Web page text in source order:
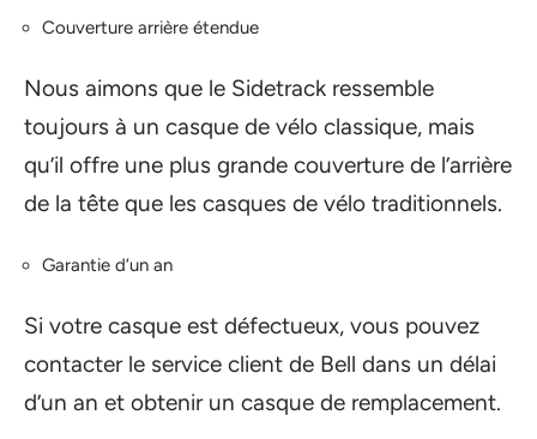
Couverture arrière étendue
Nous aimons que le Sidetrack ressemble
toujours à un casque de vélo classique, mais
qu’il offre une plus grande couverture de l’arrière
de la tête que les casques de vélo traditionnels.
Garantie d’un an
Si votre casque est défectueux, vous pouvez
contacter le service client de Bell dans un délai
d’un an et obtenir un casque de remplacement.